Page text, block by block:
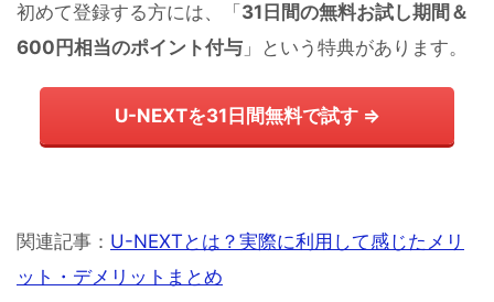
初めて登録する方には、「 31日間の無料お試し期間＆
600円相当のポイント付与 」という特典があります。
U-NEXTを31日間無料で試す ⇒
関連記事： U-NEXTとは？実際に利用して感じたメリ
ット・デメリットまとめ